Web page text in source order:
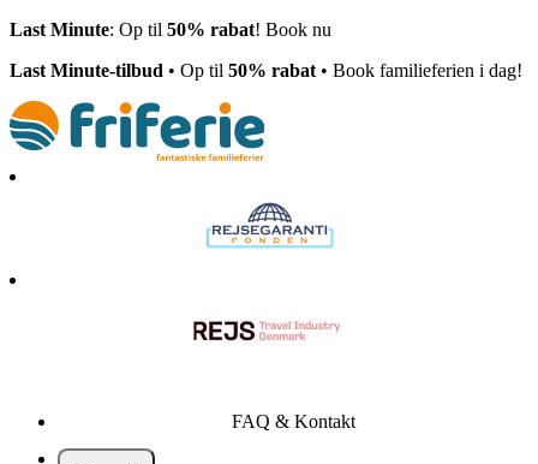
Last Minute: Op til 50% rabat! Book nu
Last Minute-tilbud • Op til 50% rabat • Book familieferien i dag!
FAQ & Kontakt